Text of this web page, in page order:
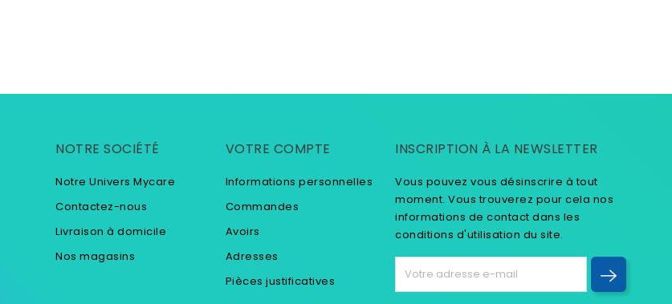
NOTRE SOCIÉTÉ
Notre Univers Mycare
Contactez-nous
Livraison à domicile
Nos magasins
VOTRE COMPTE
Informations personnelles
Commandes
Avoirs
Adresses
Pièces justificatives
INSCRIPTION À LA NEWSLETTER
Vous pouvez vous désinscrire à tout
moment. Vous trouverez pour cela nos
informations de contact dans les
conditions d'utilisation du site.